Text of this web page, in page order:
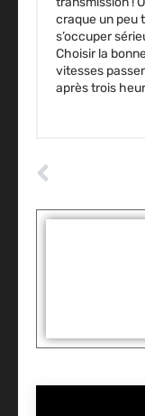
craque un peu
s’occuper
Choisir la
vitesses
après trois